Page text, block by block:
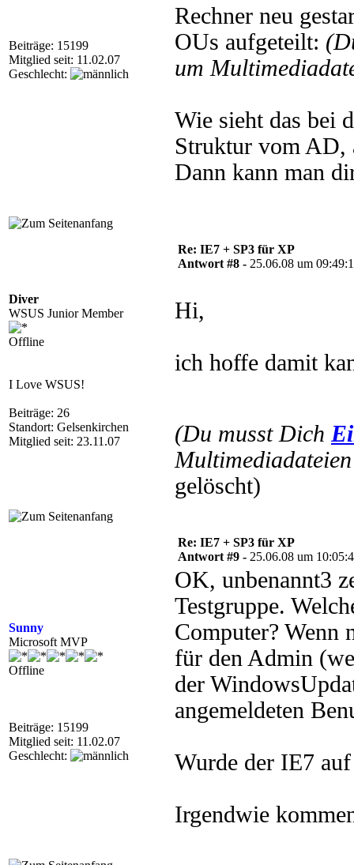
Beiträge: 15199
Mitglied seit: 11.02.07
Geschlecht:
Rechner neu
OUs aufgeteilt:
um
Wie sieht das bei
Struktur vom AD,
Dann kann man
Diver
WSUS Junior Member
Offline
I Love WSUS!
Beiträge: 26
Standort: Gelsenkirchen
Mitglied seit: 23.11.07
Re: IE7 + SP3 für XP
Antwort #8 - 25.06.08 um
Hi,
ich hoffe damit
(Du musst Dich
gelöscht)
Sunny
Microsoft MVP
Offline
Beiträge: 15199
Mitglied seit: 11.02.07
Geschlecht:
Re: IE7 + SP3 für XP
Antwort #9 - 25.06.08 um
OK, unbenannt3
Testgruppe.
Computer? Wenn
für den Admin
der
angemeldeten
Wurde der IE7
Irgendwie